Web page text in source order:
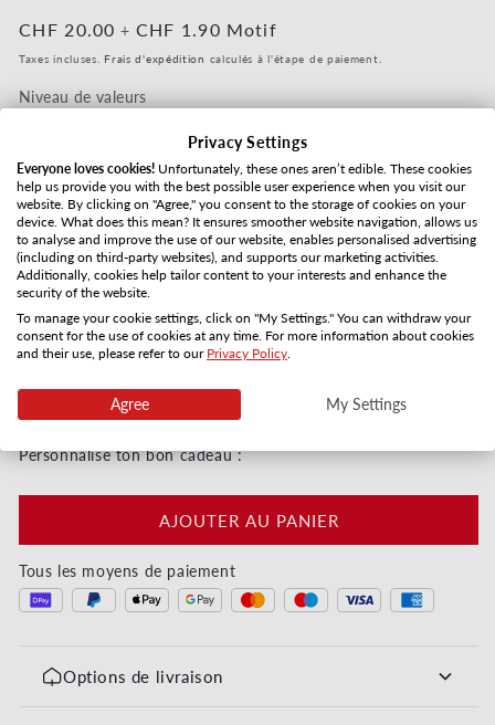
Prix habituel
CHF 20.00 + Prix habituel
CHF 1.90 Motif
Taxes incluses. Frais d'expédition calculés à l'étape de paiement.
Niveau de valeurs
Mode d'expédition
Distribution postale
3-5 jours
Réception par email
Directement
Quantité
Digital immédiatement ou par courrier en 3–5 jours
Personnalise ton bon cadeau :
AJOUTER AU PANIER
Tous les moyens de paiement
Options de livraison
Privacy Settings
Everyone loves cookies! Unfortunately, these ones aren’t edible. These cookies
help us provide you with the best possible user experience when you visit our
website. By clicking on "Agree," you consent to the storage of cookies on your
device. What does this mean? It ensures smoother website navigation, allows us
to analyse and improve the use of our website, enables personalised advertising
(including on third-party websites), and supports our marketing activities.
Additionally, cookies help tailor content to your interests and enhance the
security of the website.
To manage your cookie settings, click on "My Settings." You can withdraw your
consent for the use of cookies at any time. For more information about cookies
and their use, please refer to our Privacy Policy.
Agree My Settings